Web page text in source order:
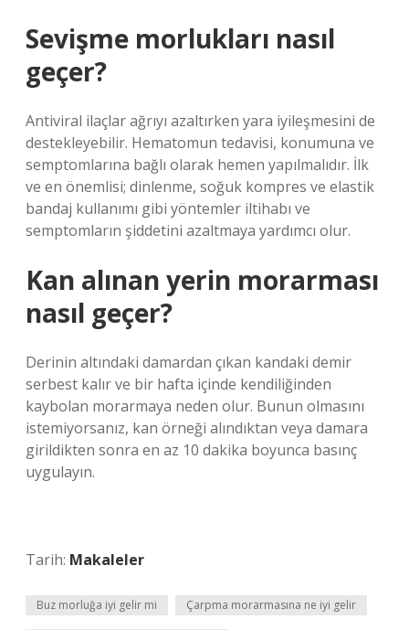
Sevişme morlukları nasıl
geçer?
Antiviral ilaçlar ağrıyı azaltırken yara iyileşmesini de
destekleyebilir. Hematomun tedavisi, konumuna ve
semptomlarına bağlı olarak hemen yapılmalıdır. İlk
ve en önemlisi; dinlenme, soğuk kompres ve elastik
bandaj kullanımı gibi yöntemler iltihabı ve
semptomların şiddetini azaltmaya yardımcı olur.
Kan alınan yerin morarması
nasıl geçer?
Derinin altındaki damardan çıkan kandaki demir
serbest kalır ve bir hafta içinde kendiliğinden
kaybolan morarmaya neden olur. Bunun olmasını
istemiyorsanız, kan örneği alındıktan veya damara
girildikten sonra en az 10 dakika boyunca basınç
uygulayın.
Tarih: Makaleler
Buz morluğa iyi gelir mi Çarpma morarmasına ne iyi gelir